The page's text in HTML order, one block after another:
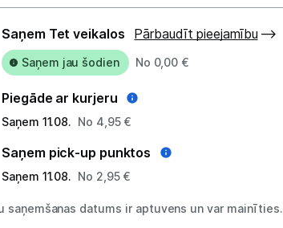
Saņem Tet veikalos Pārbaudīt pieejamību
Saņem jau šodien No 0,00 €
Piegāde ar kurjeru
Saņem 11.08. No 4,95 €
Saņem pick-up punktos
Saņem 11.08. No 2,95 €
saņemšanas datums ir aptuvens un var mainīties.